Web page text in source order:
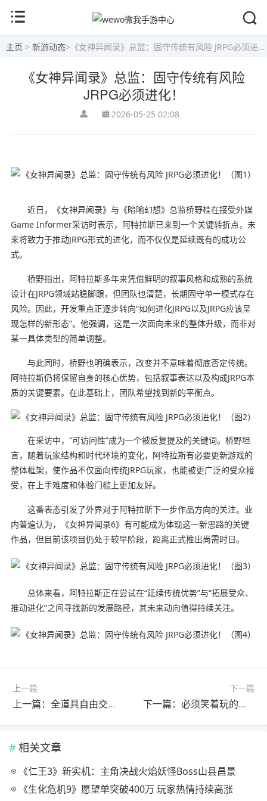
主页 > 新游动态> 《女神异闻录》总监：固守传统有风险 JRPG必须进化！
《女神异闻录》总监：固守传统有风险
JRPG必须进化！
2026-05-25 02:08
近日，《女神异闻录》与《暗喻幻想》总监桥野桂在接受外媒
Game Informer采访时表示，阿特拉斯已来到一个关键转折点，未
来将致力于推动JRPG形式的进化，而不仅仅是延续既有的成功公
式。
桥野指出，阿特拉斯多年来凭借鲜明的叙事风格和成熟的系统
设计在JRPG领域站稳脚跟，但团队也清楚，长期固守单一模式存在
风险。因此，开发重点正逐步转向“如何进化JRPG以及JRPG应该呈
现怎样的新形态”。他强调，这是一次面向未来的整体升级，而非对
某一具体类型的简单调整。
与此同时，桥野也明确表示，改变并不意味着彻底否定传统。
阿特拉斯仍将保留自身的核心优势，包括叙事表达以及构成JRPG本
质的关键要素。在此基础上，团队希望找到新的平衡点。
在采访中，“可访问性”成为一个被反复提及的关键词。桥野坦
言，随着玩家结构和时代环境的变化，阿特拉斯有必要更新游戏的
整体框架，使作品不仅面向传统JRPG玩家，也能被更广泛的受众接
受，在上手难度和体验门槛上更加友好。
这番表态引发了外界对于阿特拉斯下一步作品方向的关注。业
内普遍认为，《女神异闻录6》有可能成为体现这一新思路的关键
作品，但目前该项目仍处于较早阶段，距离正式推出尚需时日。
总体来看，阿特拉斯正在尝试在“延续传统优势”与“拓展受众、
推动进化”之间寻找新的发展路径，其未来动向值得持续关注。
上一篇
上一篇：全道具自由交易！今年第一款MMO《决战万界山》现已上线Steam EA免费开玩！
下一篇
下一篇：必须笑着玩的恐怖游戏《Don't Stop Smiling》上架Steam
相关文章
《仁王3》新实机：主角决战火焰妖怪Boss山县昌景
《生化危机9》愿望单突破400万 玩家热情持续高涨